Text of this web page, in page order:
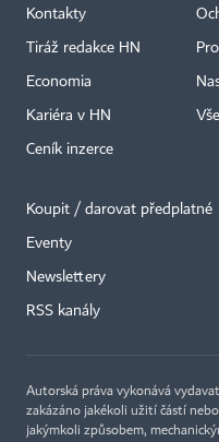
Kontakty
Tiráž redakce HN
Economia
Kariéra v HN
Ceník inzerce
Koupit / darovat předplatné
Eventy
Newslettery
RSS kanály
Autorská práva vykonává
zakázáno jakékoli užití částí
jakýmkoli způsobem,